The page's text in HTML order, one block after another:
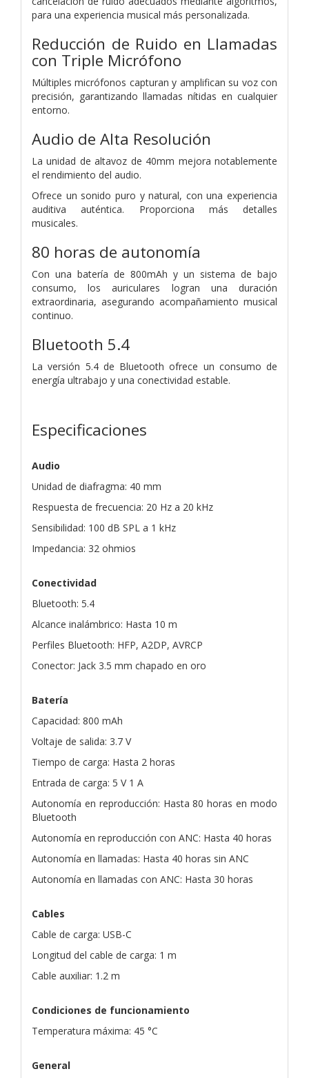
para una experiencia musical más personalizada.
Reducción de Ruido en Llamadas
con Triple Micrófono
Múltiples micrófonos capturan y amplifican su voz con
precisión, garantizando llamadas nítidas en cualquier
entorno.
Audio de Alta Resolución
La unidad de altavoz de 40mm mejora notablemente
el rendimiento del audio.
Ofrece un sonido puro y natural, con una experiencia
auditiva auténtica. Proporciona más detalles
musicales.
80 horas de autonomía
Con una batería de 800mAh y un sistema de bajo
consumo, los auriculares logran una duración
extraordinaria, asegurando acompañamiento musical
continuo.
Bluetooth 5.4
La versión 5.4 de Bluetooth ofrece un consumo de
energía ultrabajo y una conectividad estable.
Especificaciones
Audio
Unidad de diafragma: 40 mm
Respuesta de frecuencia: 20 Hz a 20 kHz
Sensibilidad: 100 dB SPL a 1 kHz
Impedancia: 32 ohmios
Conectividad
Bluetooth: 5.4
Alcance inalámbrico: Hasta 10 m
Perfiles Bluetooth: HFP, A2DP, AVRCP
Conector: Jack 3.5 mm chapado en oro
Batería
Capacidad: 800 mAh
Voltaje de salida: 3.7 V
Tiempo de carga: Hasta 2 horas
Entrada de carga: 5 V 1 A
Autonomía en reproducción: Hasta 80 horas en modo
Bluetooth
Autonomía en reproducción con ANC: Hasta 40 horas
Autonomía en llamadas: Hasta 40 horas sin ANC
Autonomía en llamadas con ANC: Hasta 30 horas
Cables
Cable de carga: USB-C
Longitud del cable de carga: 1 m
Cable auxiliar: 1.2 m
Condiciones de funcionamiento
Temperatura máxima: 45 °C
General